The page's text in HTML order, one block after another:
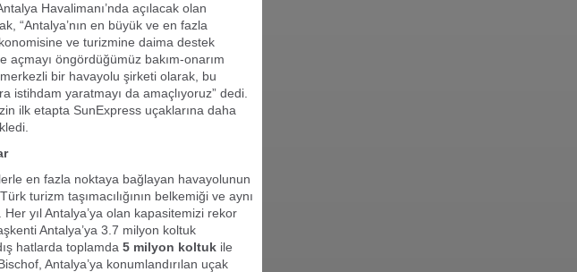
Havalimanı’nda açılacak olan
“Antalya’nın en büyük ve en fazla
ve turizmine daima destek
öngördüğümüz bakım-onarım
bir havayolu şirketi olarak, bu
istihdam yaratmayı da amaçlıyoruz” dedi.
ilk etapta SunExpress uçaklarına daha
en fazla noktaya bağlayan havayolunun
turizm taşımacılığının belkemiği ve aynı
Her yıl Antalya’ya olan kapasitemizi rekor
Antalya’ya 3.7 milyon koltuk
hatlarda toplamda 5 milyon koltuk ile
Antalya’ya konumlandırılan uçak